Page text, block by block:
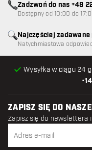
•
Wysyłka w ciągu 24
Najczęściej
Natychmiastowa
Zadzwoń do nas +48
Dostępny od 10:00 do
ZAPISZ SIĘ DO
Zapisz się do newslettera